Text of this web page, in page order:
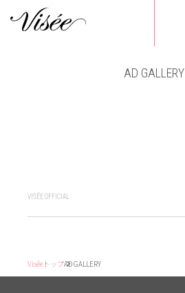
AD GALLERY
VISÉE OFFICIAL
ViséeトップAD GALLERY